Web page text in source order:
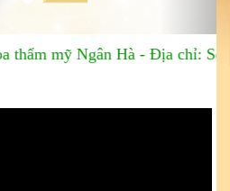
mỹ Ngân Hà- Địa chỉ: Sô 6